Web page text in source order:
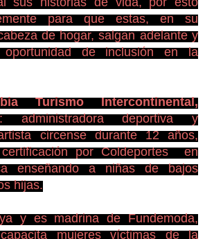
para que estas, en su
de hogar, salgan adelante y
oportunidad de inclusión en la
Turismo Intercontinental,
administradora deportiva y
circense durante 12 años,
por Coldeportes en
enseñando a niñas de bajos
hijas.
y es madrina de Fundemoda,
mujeres víctimas de la